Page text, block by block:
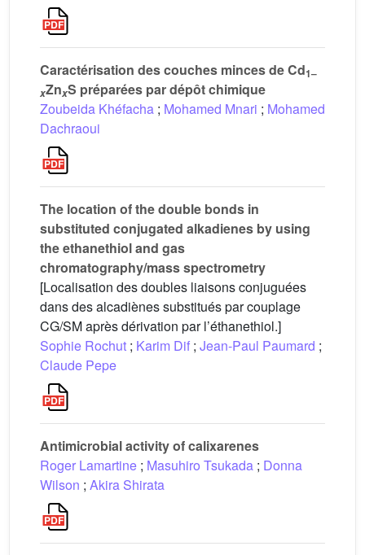
Caractérisation des couches minces de Cd1–
xZnxS préparées par dépôt chimique
Zoubeida Khéfacha ; Mohamed Mnari ; Mohamed
Dachraoui
The location of the double bonds in
substituted conjugated alkadienes by using
the ethanethiol and gas
chromatography/mass spectrometry
[Localisation des doubles liaisons conjuguées
dans des alcadiènes substitués par couplage
CG/SM après dérivation par l’éthanethiol.]
Sophie Rochut ; Karim Dif ; Jean-Paul Paumard ;
Claude Pepe
Antimicrobial activity of calixarenes
Roger Lamartine ; Masuhiro Tsukada ; Donna
Wilson ; Akira Shirata